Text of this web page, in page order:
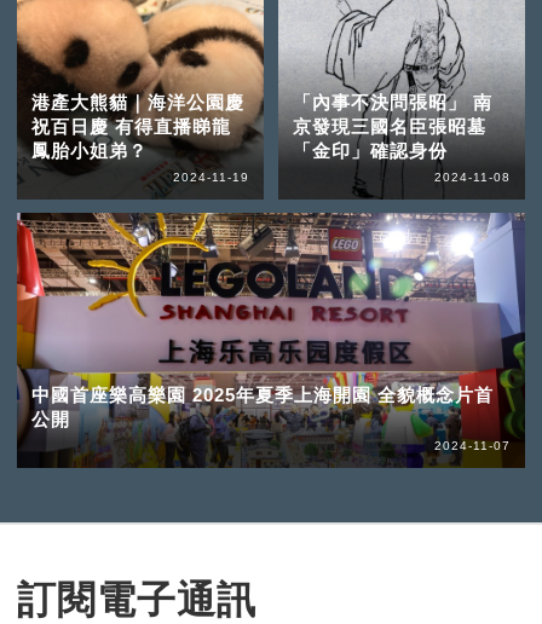
港產大熊貓｜海洋公園慶
祝百日慶 有得直播睇龍
鳳胎小姐弟？
2024-11-19
「內事不決問張昭」 南
京發現三國名臣張昭墓
「金印」確認身份
2024-11-08
中國首座樂高樂園 2025年夏季上海開園 全貌概念片首
公開
2024-11-07
訂閱電子通訊